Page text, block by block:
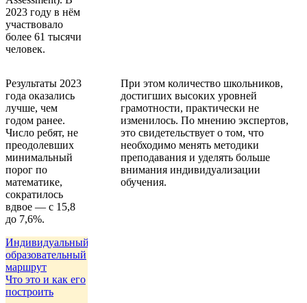
2023 году в нём
участвовало
более 61 тысячи
человек.
Результаты 2023
года оказались
лучше, чем
годом ранее.
Число ребят, не
преодолевших
минимальный
порог по
математике,
сократилось
вдвое — с 15,8
до 7,6%.
При этом количество школьников,
достигших высоких уровней
грамотности, практически не
изменилось. По мнению экспертов,
это свидетельствует о том, что
необходимо менять методики
преподавания и уделять больше
внимания индивидуализации
обучения.
Индивидуальный
образовательный
маршрут
Что это и как его
построить